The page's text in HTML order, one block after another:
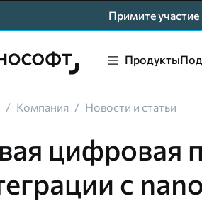
Примите
Продукты
/ Компания / Новости и статьи
цифровая
с